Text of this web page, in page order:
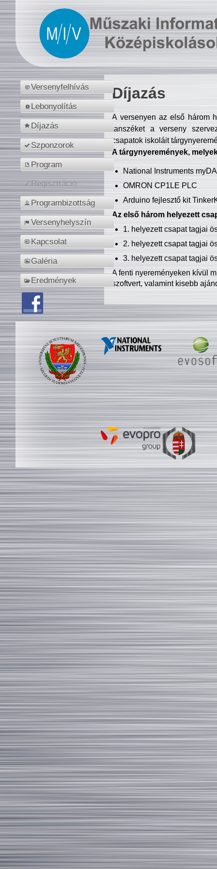
Versenyfelhívás
Lebonyolítás
Díjazás
Szponzorok
Program
Regisztráció
Programbizottság
Versenyhelyszín
Kapcsolat
Galéria
Eredmények
Díjazás
A versenyen az első három
tanszéket a verseny
csapatok iskoláit
A tárgynyeremények,
National Instruments
OMRON CP1LE PLC
Arduino fejlesztő kit
Az első három helyezett
1. helyezett csapat tagjai
2. helyezett csapat tagjai
3. helyezett csapat tagjai
A fenti nyereményeken kívül
szoftvert, valamint kisebb